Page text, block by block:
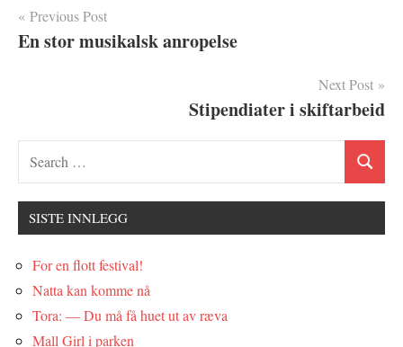
Innleggsnavigasjon
Previous Post
En stor musikalsk anropelse
Next Post
Stipendiater i skiftarbeid
SISTE INNLEGG
For en flott festival!
Natta kan komme nå
Tora: — Du må få huet ut av ræva
Mall Girl i parken